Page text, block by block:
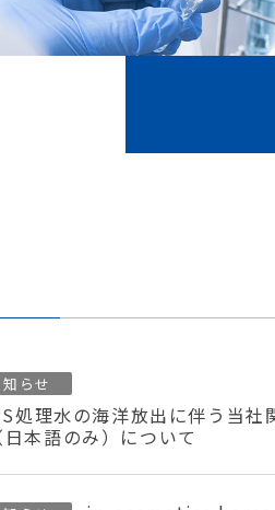
らせ
処理水の海洋放出に伴う当
日本語のみ）について